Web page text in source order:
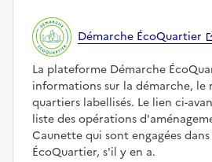
Démarche ÉcoQuartier
La plateforme Démarche
informations sur la démarche, le
quartiers labellisés. Le lien ci-
liste des opérations
Caunette qui sont engagées
ÉcoQuartier, s'il y en a.